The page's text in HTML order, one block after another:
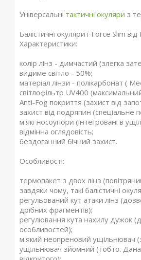
Універсальні тактичні окуляри з
Балістичні окуляри i-Force Slim
Характеристики:
колір лінз - димчастий (злегка
видиме світло - 50%;
матеріал лінзи - полікарбонат (
світлофільтр UV400
Anti-Fog покриття (захист від
захист від подряпин (спеціальне
м'які носоупори (інтегровані в
відмінна оглядовість;
бездоганний бічний захист.
Особливості:
термопакет з двох лінз
завдяки чому, такі балістичні
регульований кут атаки лінз
дрібних фрагментів);
регулювання кута нахилу дужок
особливостей);
м'який неопреновий ущільнювач
ущільнювач зйомний (тобто. Дана